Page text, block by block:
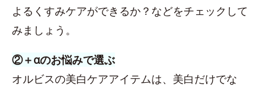
よるくすみケアができるか？などをチェックして
みましょう。
②＋αのお悩みで選ぶ
オルビスの美白ケアアイテムは、美白だけでな